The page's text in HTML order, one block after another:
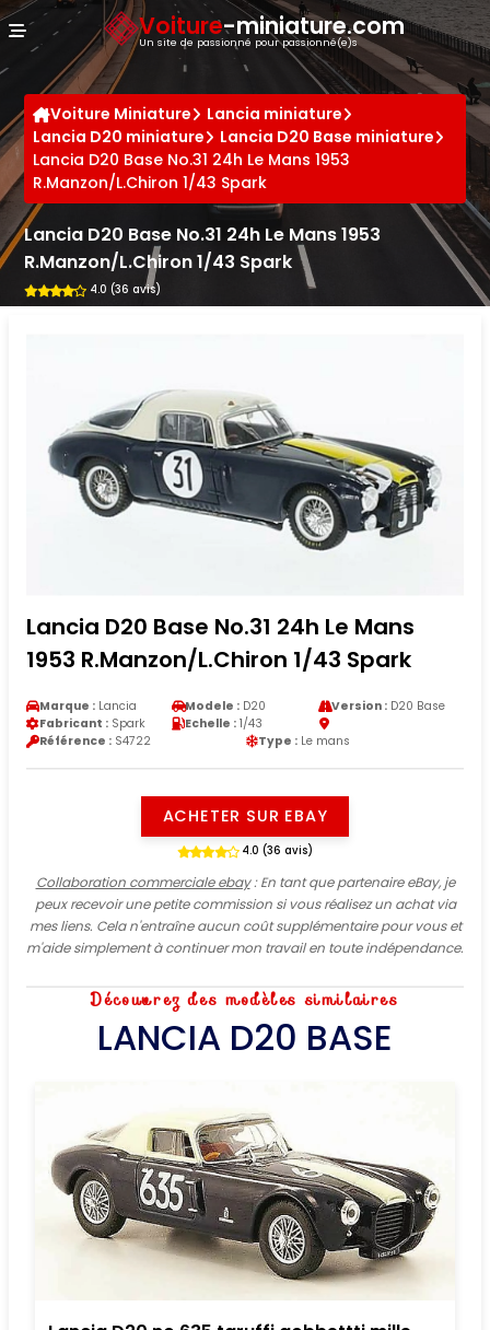
Voiture-miniature.com
Un site de passionné pour passionné(e)s
Voiture Miniature
Lancia miniature
Lancia D20 miniature
Lancia D20 Base miniature
Lancia D20 Base No.31 24h Le Mans 1953
R.Manzon/L.Chiron 1/43 Spark
Lancia D20 Base No.31 24h Le Mans 1953
R.Manzon/L.Chiron 1/43 Spark
4.0 (36 avis)
Lancia D20 Base No.31 24h Le Mans
1953 R.Manzon/L.Chiron 1/43 Spark
Marque : Lancia Modele : D20 Version :D20 Base
Fabricant : Spark Echelle : 1/43
Référence : S4722 Type : Le mans
ACHETER SUR EBAY
4.0 (36 avis)
Collaboration commerciale ebay: En tant que partenaire eBay, je
peux recevoir une petite commission si vous réalisez un achat via
mes liens. Cela n'entraîne aucun coût supplémentaire pour vous et
m'aide simplement à continuer mon travail en toute indépendance.
Découvrez des modèles similaires
LANCIA D20 BASE
Panneau de gestion des cookies